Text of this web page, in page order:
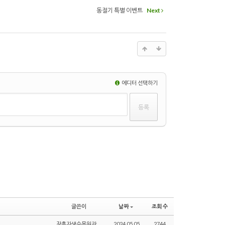
동절기 특별 이벤트 Next
에디터 선택하기
글쓴이 날짜 조회 수
장흥자생수목원관리자 2024.05.05 2744